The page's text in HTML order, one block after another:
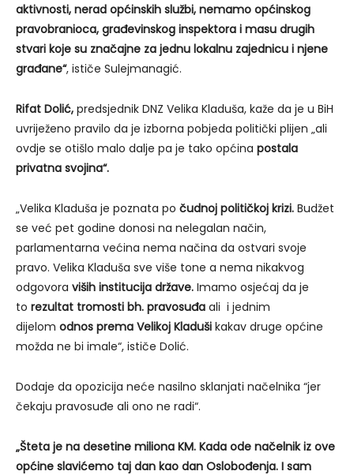
aktivnosti, nerad općinskih službi, nemamo općinskog
pravobranioca, građevinskog inspektora i masu drugih
stvari koje su značajne za jednu lokalnu zajednicu i njene
građane“, ističe Sulejmanagić.
Rifat Dolić, predsjednik DNZ Velika Kladuša, kaže da je u BiH
uvriježeno pravilo da je izborna pobjeda politički plijen „ali
ovdje se otišlo malo dalje pa je tako općina postala
privatna svojina“.
„Velika Kladuša je poznata po čudnoj političkoj krizi. Budžet
se već pet godine donosi na nelegalan način,
parlamentarna većina nema načina da ostvari svoje
pravo. Velika Kladuša sve više tone a nema nikakvog
odgovora viših institucija države. Imamo osjećaj da je
to rezultat tromosti bh. pravosuđa ali i jednim
dijelom odnos prema Velikoj Kladuši kakav druge općine
možda ne bi imale“, ističe Dolić.
Dodaje da opozicija neće nasilno sklanjati načelnika “jer
čekaju pravosuđe ali ono ne radi“.
„Šteta je na desetine miliona KM. Kada ode načelnik iz ove
općine slavićemo taj dan kao dan Oslobođenja. I sam